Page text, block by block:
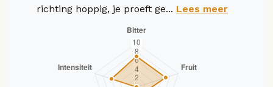
richting hoppig, je proeft ge... Lees meer